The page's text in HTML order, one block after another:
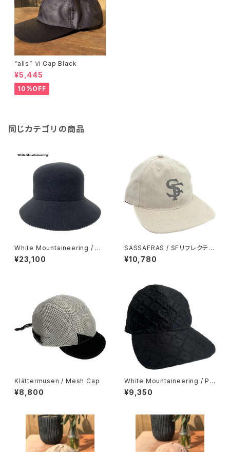
“alls” Ⅵ Cap Black
¥5,445
10%OFF
同じカテゴリの商品
White Mountaineering / W
OOL BELL HAT
¥23,100
SASSAFRAS / SFリフレクティ
ブキャップ
¥10,780
Klättermusen / Mesh Cap
¥8,800
White Mountaineering / PA
RQUET PATTERN JACQUA
RD 6PANEL CAP
¥9,350